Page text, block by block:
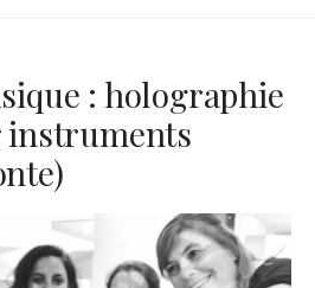
: holographie
instruments